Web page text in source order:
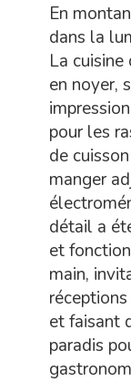
En
dans la
La
en noyer,
pour les
de
manger
détail a
et
main,
et faisant
paradis